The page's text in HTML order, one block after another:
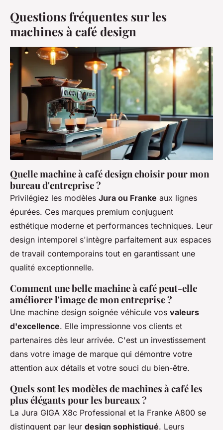
Questions fréquentes sur les
machines à café design
Quelle machine à café design choisir pour mon
bureau d'entreprise ?
Privilégiez les modèles Jura ou Franke aux lignes
épurées. Ces marques premium conjuguent
esthétique moderne et performances techniques. Leur
design intemporel s'intègre parfaitement aux espaces
de travail contemporains tout en garantissant une
qualité exceptionnelle.
Comment une belle machine à café peut-elle
améliorer l'image de mon entreprise ?
Une machine design soignée véhicule vos valeurs
d'excellence. Elle impressionne vos clients et
partenaires dès leur arrivée. C'est un investissement
dans votre image de marque qui démontre votre
attention aux détails et votre souci du bien-être.
Quels sont les modèles de machines à café les
plus élégants pour les bureaux ?
La Jura GIGA X8c Professional et la Franke A800 se
distinguent par leur design sophistiqué. Leurs